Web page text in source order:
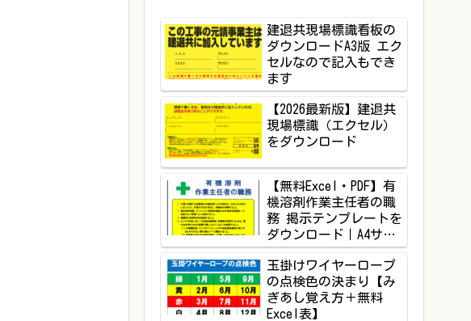
建退共現場標識看板の
ダウンロードA3版 エク
セルなので記入もでき
ます
【2026最新版】建退共
現場標識（エクセル）
をダウンロード
【無料Excel・PDF】有
機溶剤作業主任者の職
務 掲示テンプレートを
ダウンロード｜A4サイ
ズ対応
玉掛けワイヤーロープ
の点検色の決まり【み
ぎあし覚え方＋無料
Excel表】